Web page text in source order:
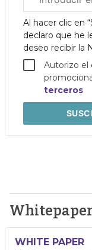
electrónico
corporativo
Al hacer clic en
declaro que he
deseo recibir la
Autorizo el
terceros
WHITE PAPER